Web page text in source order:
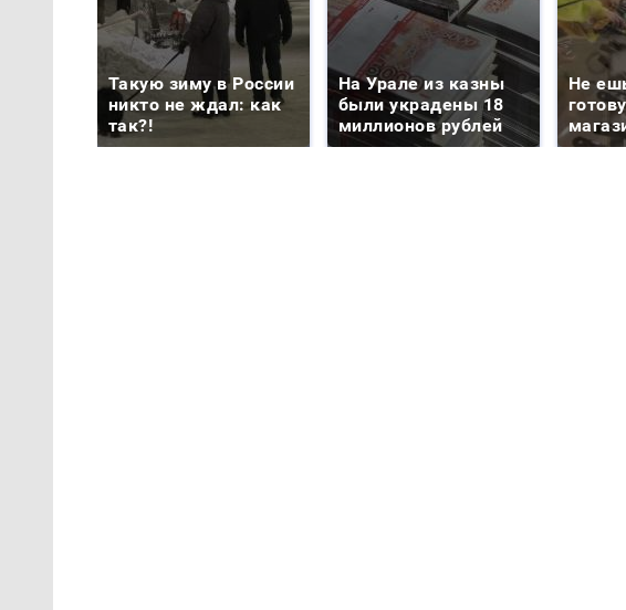
Такую зиму в России
никто не ждал: как
так?!
На Урале из казны
были украдены 18
миллионов рублей
Не